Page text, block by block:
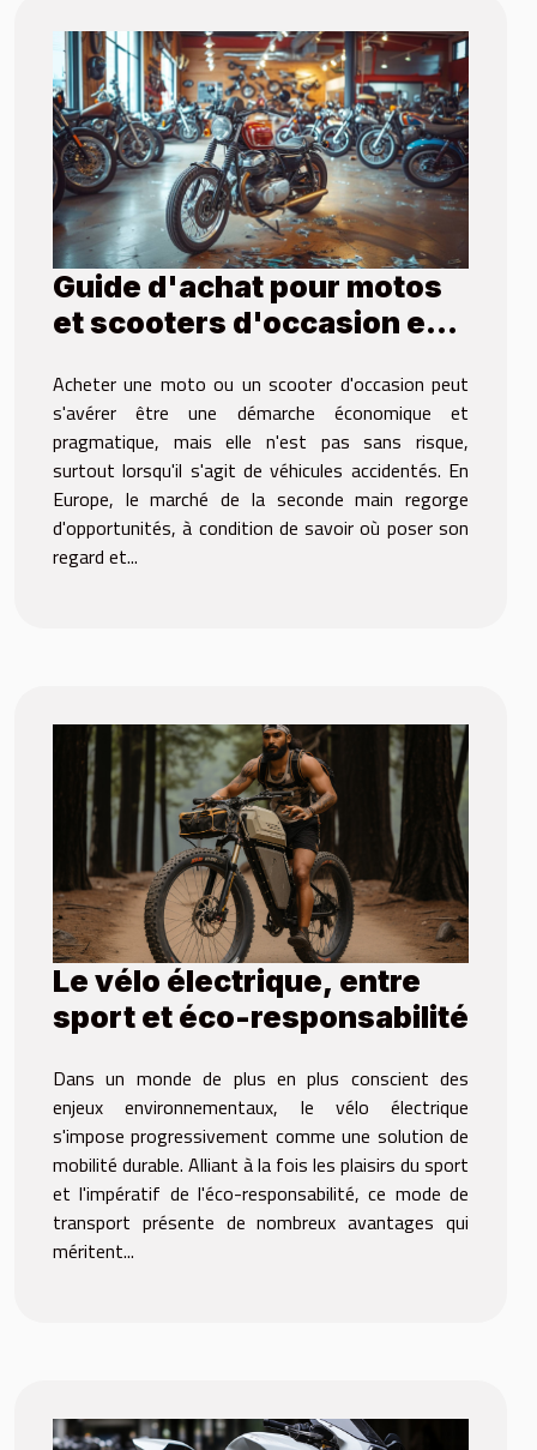
Guide d'achat pour motos
et scooters d'occasion et
Acheter une moto ou un scooter d'occasion peut
s'avérer être une démarche économique et
pragmatique, mais elle n'est pas sans risque,
surtout lorsqu'il s'agit de véhicules accidentés. En
Europe, le marché de la seconde main regorge
d'opportunités, à condition de savoir où poser son
regard et...
Le vélo électrique, entre
sport et éco-responsabilité
Dans un monde de plus en plus conscient des
enjeux environnementaux, le vélo électrique
s'impose progressivement comme une solution de
mobilité durable. Alliant à la fois les plaisirs du sport
et l'impératif de l'éco-responsabilité, ce mode de
transport présente de nombreux avantages qui
méritent...